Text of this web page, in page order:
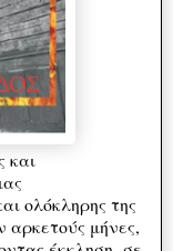
και
ολόκληρης της
μήνες,